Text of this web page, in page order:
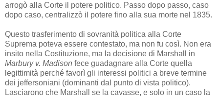
arrogò alla Corte il potere politico. Passo dopo passo, caso
dopo caso, centralizzò il potere fino alla sua morte nel 1835.
Questo trasferimento di sovranità politica alla Corte
Suprema poteva essere contestato, ma non fu così. Non era
insito nella Costituzione, ma la decisione di Marshall in
Marbury v. Madison fece guadagnare alla Corte quella
legittimità perché favorì gli interessi politici a breve termine
dei jeffersoniani (dominanti dal punto di vista politico).
Lasciarono che Marshall se la cavasse, e solo in un caso la